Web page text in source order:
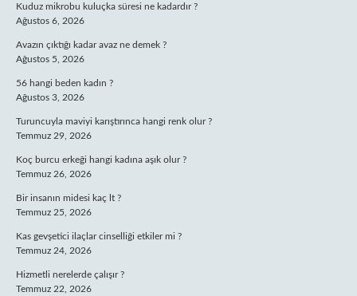
Kuduz mikrobu kuluçka süresi ne kadardır ?
Ağustos 6, 2026
Avazın çıktığı kadar avaz ne demek ?
Ağustos 5, 2026
56 hangi beden kadın ?
Ağustos 3, 2026
Turuncuyla maviyi karıştırınca hangi renk olur ?
Temmuz 29, 2026
Koç burcu erkeği hangi kadına aşık olur ?
Temmuz 26, 2026
Bir insanın midesi kaç lt ?
Temmuz 25, 2026
Kas gevşetici ilaçlar cinselliği etkiler mi ?
Temmuz 24, 2026
Hizmetli nerelerde çalışır ?
Temmuz 22, 2026